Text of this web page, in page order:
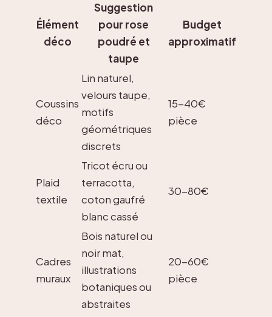
Élément
déco
Suggestion
pour rose
poudré et
taupe
Budget
approximatif
Coussins
déco
Lin naturel,
velours taupe,
motifs
géométriques
discrets
15-40€
pièce
Plaid
textile
Tricot écru ou
terracotta,
coton gaufré
blanc cassé
30-80€
Cadres
muraux
Bois naturel ou
noir mat,
illustrations
botaniques ou
abstraites
20-60€
pièce